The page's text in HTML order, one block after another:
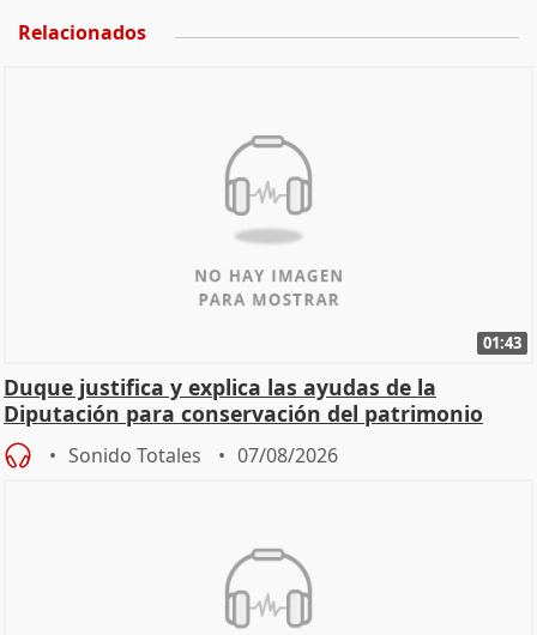
Relacionados
01:43
Duque justifica y explica las ayudas de la
Diputación para conservación del patrimonio
Sonido Totales 07/08/2026